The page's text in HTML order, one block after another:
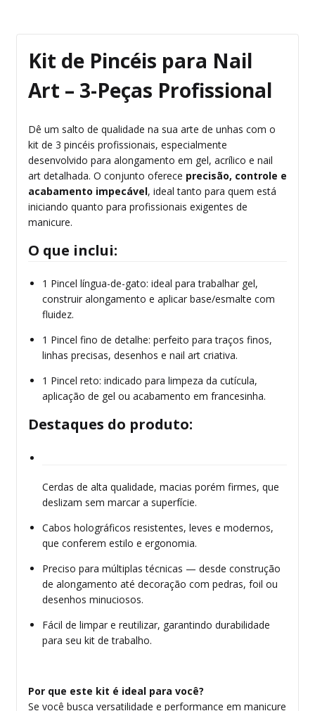
Kit de Pincéis para Nail
Art – 3-Peças Profissional
Dê um salto de qualidade na sua arte de unhas com o
kit de 3 pincéis profissionais, especialmente
desenvolvido para alongamento em gel, acrílico e nail
art detalhada. O conjunto oferece precisão, controle e
acabamento impecável, ideal tanto para quem está
iniciando quanto para profissionais exigentes de
manicure.
O que inclui:
1 Pincel língua-de-gato: ideal para trabalhar gel,
construir alongamento e aplicar base/esmalte com
fluidez.
1 Pincel fino de detalhe: perfeito para traços finos,
linhas precisas, desenhos e nail art criativa.
1 Pincel reto: indicado para limpeza da cutícula,
aplicação de gel ou acabamento em francesinha.
Destaques do produto:
Cerdas de alta qualidade, macias porém firmes, que
deslizam sem marcar a superfície.
Cabos holográficos resistentes, leves e modernos,
que conferem estilo e ergonomia.
Preciso para múltiplas técnicas — desde construção
de alongamento até decoração com pedras, foil ou
desenhos minuciosos.
Fácil de limpar e reutilizar, garantindo durabilidade
para seu kit de trabalho.
Por que este kit é ideal para você?
Se você busca versatilidade e performance em manicure